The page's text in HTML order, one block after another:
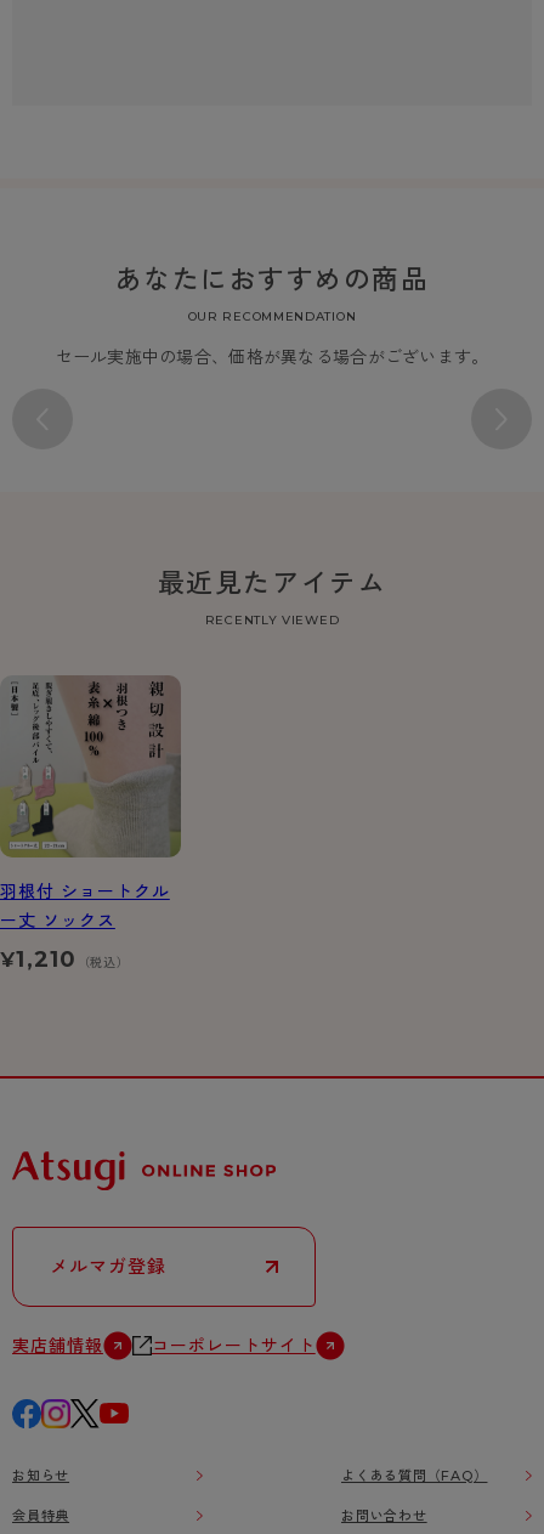
あなたにおすすめの商品
OUR RECOMMENDATION
セール実施中の場合、価格が異なる場合がございます。
最近見たアイテム
RECENTLY VIEWED
羽根付 ショートクル
ー丈 ソックス
¥1,210 （税込）
メルマガ登録
実店舗情報 コーポレートサイト
お知らせ
会員特典
よくある質問（FAQ）
お問い合わせ